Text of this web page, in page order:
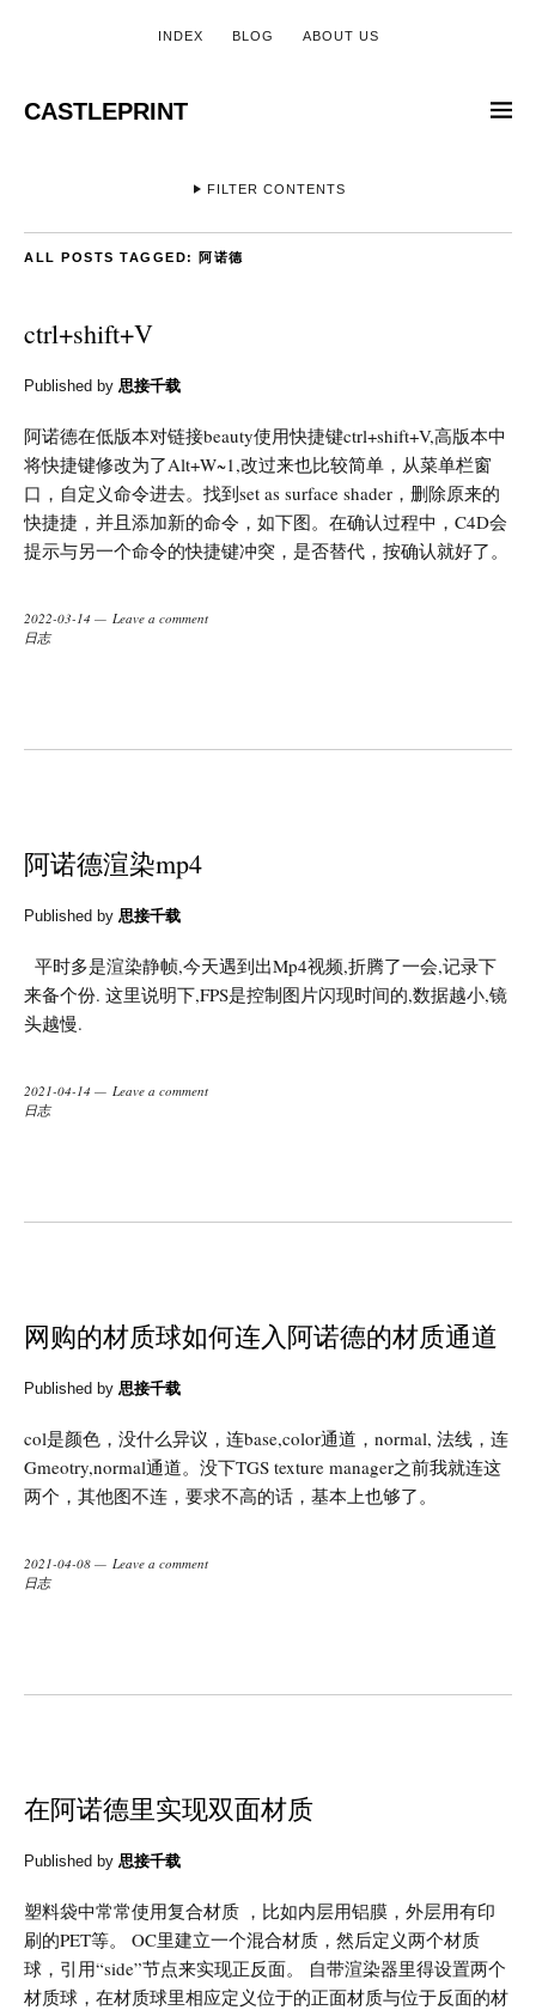
INDEX BLOG ABOUT US
CASTLEPRINT
FILTER CONTENTS
ALL POSTS TAGGED: 阿诺德
ctrl+shift+V
Published by 思接千载
阿诺德在低版本对链接beauty使用快捷键ctrl+shift+V,高版本中
将快捷键修改为了Alt+W~1,改过来也比较简单，从菜单栏窗
口，自定义命令进去。找到set as surface shader，删除原来的
快捷捷，并且添加新的命令，如下图。在确认过程中，C4D会
提示与另一个命令的快捷键冲突，是否替代，按确认就好了。
2022-03-14
Leave a comment
日志
阿诺德渲染mp4
Published by 思接千载
平时多是渲染静帧,今天遇到出Mp4视频,折腾了一会,记录下
来备个份. 这里说明下,FPS是控制图片闪现时间的,数据越小,镜
头越慢.
2021-04-14
Leave a comment
日志
网购的材质球如何连入阿诺德的材质通道
Published by 思接千载
col是颜色，没什么异议，连base,color通道，normal, 法线，连
Gmeotry,normal通道。没下TGS texture manager之前我就连这
两个，其他图不连，要求不高的话，基本上也够了。
2021-04-08
Leave a comment
日志
在阿诺德里实现双面材质
Published by 思接千载
塑料袋中常常使用复合材质 ，比如内层用铝膜，外层用有印
刷的PET等。 OC里建立一个混合材质，然后定义两个材质
球，引用“side”节点来实现正反面。 自带渲染器里得设置两个
材质球，在材质球里相应定义位于的正面材质与位于反面的材